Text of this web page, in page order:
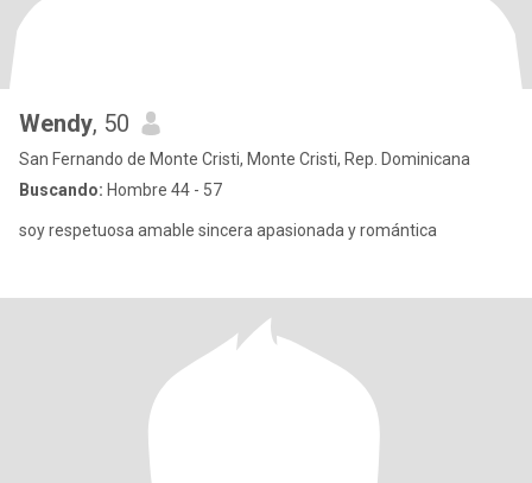
Wendy, 50
San Fernando de Monte Cristi, Monte Cristi, Rep. Dominicana
Buscando: Hombre 44 - 57
soy respetuosa amable sincera apasionada y romántica